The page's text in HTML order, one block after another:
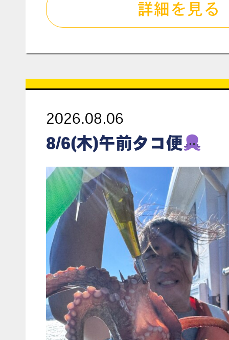
詳細を見る
2026.08.06
8/6(木)午前タコ便